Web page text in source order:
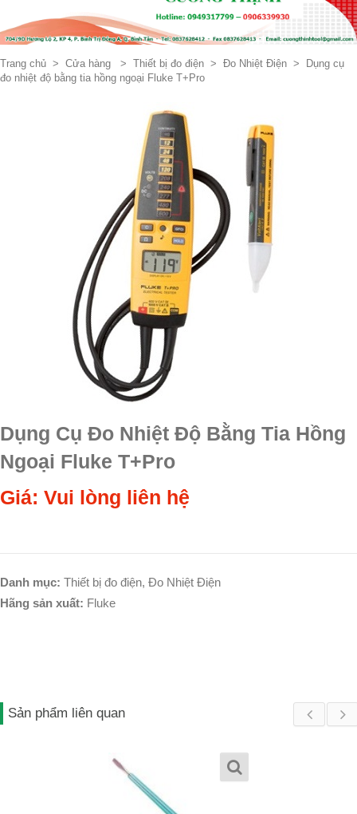
Trang chủ > Cửa hàng > Thiết bị đo điện > Đo Nhiệt Điện >
Dụng cụ
đo nhiệt độ bằng tia hồng ngoại Fluke T+Pro
Dụng Cụ Đo Nhiệt Độ Bằng Tia Hồng
Ngoại Fluke T+Pro
Giá: Vui lòng liên hệ
Danh mục: Thiết bị đo điện, Đo Nhiệt Điện
Hãng sản xuất: Fluke
Sản phẩm liên quan